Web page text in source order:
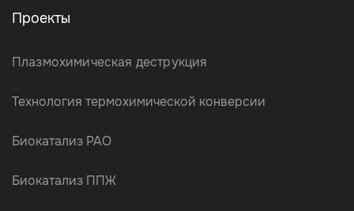
Проекты
Плазмохимическая деструкция
Технология термохимической конверсии
Биокатализ РАО
Биокатализ ППЖ